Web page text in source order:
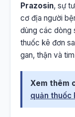
Prazosin, sự
cơ địa người
dùng các dòng
thuốc kê đơn
gan, thận và
Xem thêm
quản thuốc